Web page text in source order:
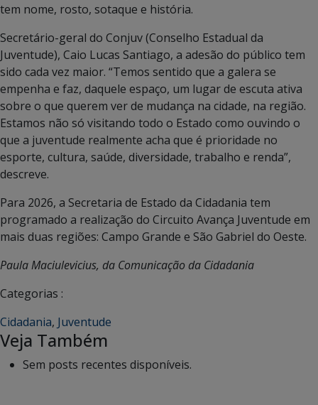
tem nome, rosto, sotaque e história.
Secretário-geral do Conjuv (Conselho Estadual da
Juventude), Caio Lucas Santiago, a adesão do público tem
sido cada vez maior. “Temos sentido que a galera se
empenha e faz, daquele espaço, um lugar de escuta ativa
sobre o que querem ver de mudança na cidade, na região.
Estamos não só visitando todo o Estado como ouvindo o
que a juventude realmente acha que é prioridade no
esporte, cultura, saúde, diversidade, trabalho e renda”,
descreve.
Para 2026, a Secretaria de Estado da Cidadania tem
programado a realização do Circuito Avança Juventude em
mais duas regiões: Campo Grande e São Gabriel do Oeste.
Paula Maciulevicius, da Comunicação da Cidadania
Categorias :
Cidadania, Juventude
Veja Também
Sem posts recentes disponíveis.